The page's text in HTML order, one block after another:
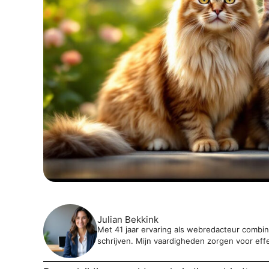
Julian Bekkink
Met 41 jaar ervaring als webredacteur
schrijven. Mijn vaardigheden zorgen voor